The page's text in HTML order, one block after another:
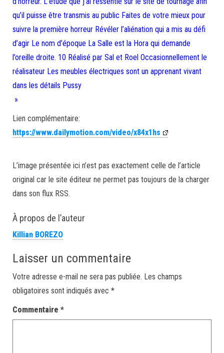
qu’il puisse être transmis au public Faites de votre mieux pour
suivre la première horreur Révéler l’aliénation qui a mis au défi
d’agir Le nom d’époque La Salle est la Hora qui demande
l’oreille droite. 10 Réalisé par Sal et Roel Occasionnellement le
réalisateur Les meubles électriques sont un apprenant vivant
dans les détails Pussy
»
Lien complémentaire:
https://www.dailymotion.com/video/x84x1hs
L’image présentée ici n’est pas exactement celle de l’article
original car le site éditeur ne permet pas toujours de la charger
dans son flux RSS.
À propos de l’auteur
Killian BOREZO
Laisser un commentaire
Votre adresse e-mail ne sera pas publiée. Les champs
obligatoires sont indiqués avec *
Commentaire *